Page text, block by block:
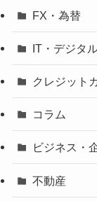
FX・為替
IT・デジタ
クレジット
コラム
ビジネス・
不動産